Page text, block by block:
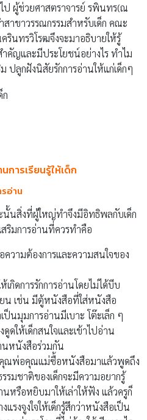
ป ผู้ช่วยศาสตราจารย์ รพินทร(ณ
าขาวรรณกรรมสำหรับเด็ก คณะ
นทรวิโรฒจึงจะมาอธิบายให้รู้
คัญและมีประโยชน์อย่างไร ทำไม
ปลูกฝังนิสัยรักการอ่านให้แก่เด็กๆ
การเรียนรู้ให้เด็ก
อ่าน
นสิ่งที่ผู้ใหญ่ทำจึงมีอิทธิพลกับเด็ก
ริมการอ่านที่ควรทำคือ
วามต้องการและความสนใจของ
เกิดการรักการอ่านโดยไม่ได้บีบ
น เช่น มีตู้หนังสือที่ใส่หนังสือ
นมุมการอ่านมีเบาะ โต๊ะเล็ก ๆ
ดให้เด็กสนใจและเข้าไปอ่าน
นหนังสือร่วมกัน
ยคุณพ่อคุณแม่ซื้อหนังสือมาแล้วพูดถึง
รมชาติของเด็กจะมีความอยากรู้
นหรือหยิบมาให้เล่าให้ฟัง แล้วครูก็
แรงจูงใจให้เด็กรู้สึกว่าหนังสือเป็น